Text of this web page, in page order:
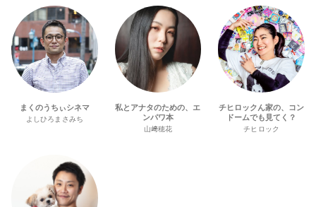
まくのうちぃシネマ
よしひろまさみち
私とアナタのための、エ
ンパワ本
山﨑穂花
チヒロックん家の、コン
ドームでも見てく？
チヒロック